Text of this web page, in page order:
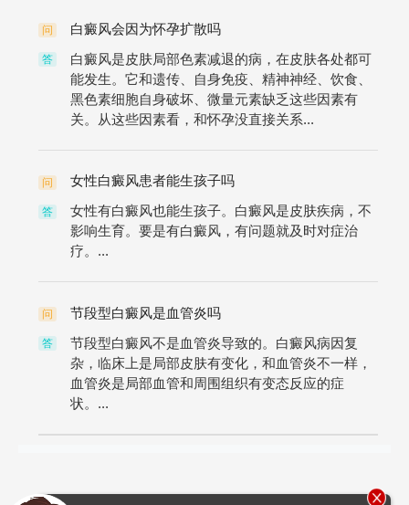
问 白癜风会因为怀孕扩散吗
答
白癜风是皮肤局部色素减退的病，在皮肤各处都可
能发生。它和遗传、自身免疫、精神神经、饮食、
黑色素细胞自身破坏、微量元素缺乏这些因素有
关。从这些因素看，和怀孕没直接关系...
问 女性白癜风患者能生孩子吗
答
女性有白癜风也能生孩子。白癜风是皮肤疾病，不
影响生育。要是有白癜风，有问题就及时对症治
疗。...
问 节段型白癜风是血管炎吗
答
节段型白癜风不是血管炎导致的。白癜风病因复
杂，临床上是局部皮肤有变化，和血管炎不一样，
血管炎是局部血管和周围组织有变态反应的症
状。...